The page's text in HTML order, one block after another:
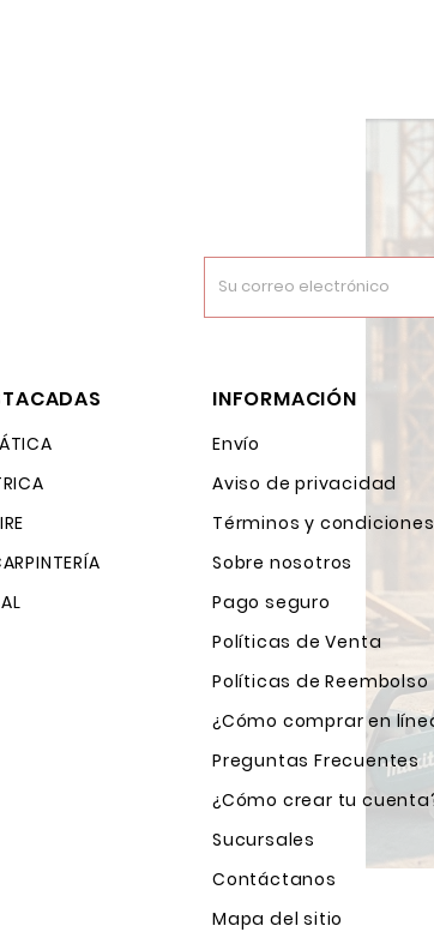
INFORMACIÓN
Envío
Aviso de privacidad
Términos y condiciones
Sobre nosotros
Pago seguro
Políticas de Venta
Políticas de Reembolso
¿Cómo comprar en
Preguntas Frecuentes
¿Cómo crear tu
Sucursales
Contáctanos
Mapa del sitio